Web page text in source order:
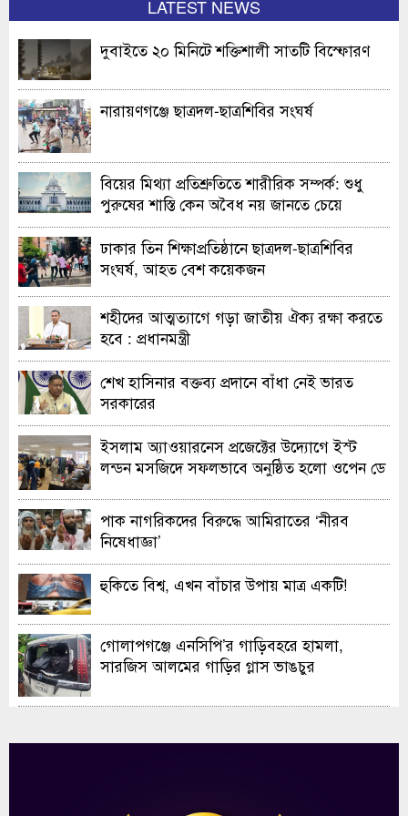
LATEST NEWS
দুবাইতে ২০ মিনিটে শক্তিশালী সাতটি বিস্ফোরণ
নারায়ণগঞ্জে ছাত্রদল-ছাত্রশিবির সংঘর্ষ
বিয়ের মিথ্যা প্রতিশ্রুতিতে শারীরিক সম্পর্ক: শুধু
পুরুষের শাস্তি কেন অবৈধ নয় জানতে চেয়ে
হাইকোর্টের রুল
ঢাকার তিন শিক্ষাপ্রতিষ্ঠানে ছাত্রদল-ছাত্রশিবির
সংঘর্ষ, আহত বেশ কয়েকজন
শহীদের আত্মত্যাগে গড়া জাতীয় ঐক্য রক্ষা করতে
হবে : প্রধানমন্ত্রী
শেখ হাসিনার বক্তব্য প্রদানে বাঁধা নেই ভারত
সরকারের
ইসলাম অ্যাওয়ারনেস প্রজেক্টের উদ্যোগে ইস্ট
লন্ডন মসজিদে সফলভাবে অনুষ্ঠিত হলো ওপেন ডে
পাক নাগরিকদের বিরুদ্ধে আমিরাতের ‘নীরব
নিষেধাজ্ঞা’
হুকিতে বিশ্ব, এখন বাঁচার উপায় মাত্র একটি!
গোলাপগঞ্জে এনসিপি’র গাড়িবহরে হামলা,
সারজিস আলমের গাড়ির গ্লাস ভাঙচুর